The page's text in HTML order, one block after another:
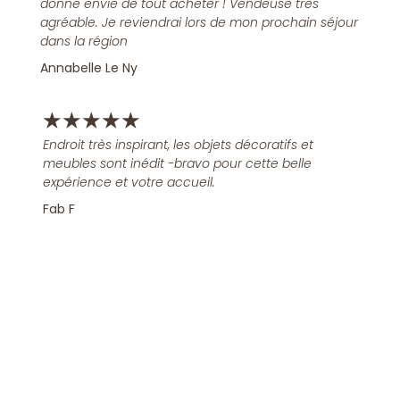
agréable. Je reviendrai lors de mon prochain séjour
dans la région
Annabelle Le Ny
★★★★★
Endroit très inspirant, les objets décoratifs et
meubles sont inédit -bravo pour cette belle
expérience et votre accueil.
Fab F